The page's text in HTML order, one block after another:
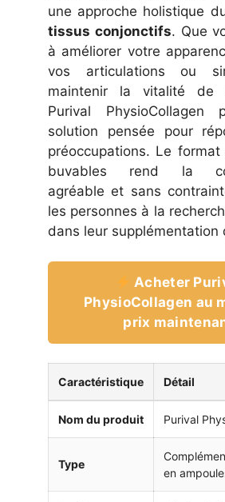
une approche holistique
tissus conjonctifs. Que
à améliorer votre
vos articulations ou
maintenir la vitalité de
Purival PhysioCollagen
solution pensée pour
préoccupations. Le format
buvables rend la
agréable et sans
les personnes à la
dans leur supplémentation
Acheter
PhysioCollagen au
prix
Caractéristique Détail
Nom du produit Purival
Type
en